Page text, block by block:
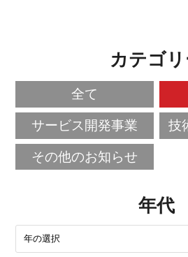
カテゴ
全て
サービス開発事業 技
その他のお知らせ
年代